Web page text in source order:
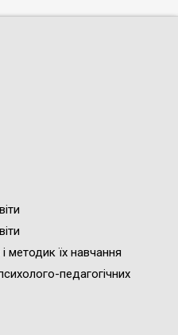
методик їх навчання
педагогічних